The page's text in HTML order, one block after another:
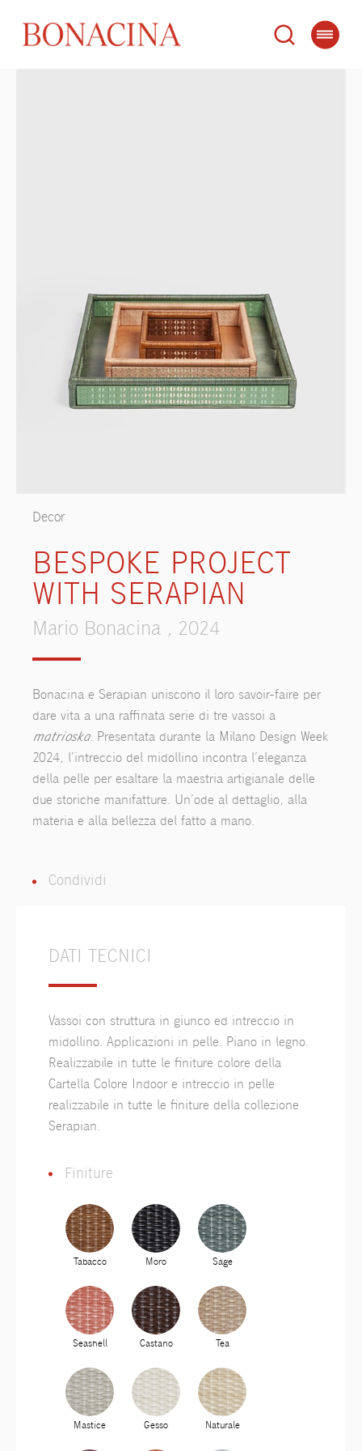
Decor
BESPOKE PROJECT
WITH SERAPIAN
Mario Bonacina , 2024
Bonacina e Serapian uniscono il loro savoir-faire per
dare vita a una raffinata serie di tre vassoi a
matrioska. Presentata durante la Milano Design Week
2024, l’intreccio del midollino incontra l’eleganza
della pelle per esaltare la maestria artigianale delle
due storiche manifatture. Un’ode al dettaglio, alla
materia e alla bellezza del fatto a mano.
Condividi
DATI TECNICI
Vassoi con struttura in giunco ed intreccio in
midollino. Applicazioni in pelle. Piano in legno.
Realizzabile in tutte le finiture colore della
Cartella Colore Indoor e intreccio in pelle
realizzabile in tutte le finiture della collezione
Serapian.
Finiture
Tabacco Moro Sage
Seashell Castano Tea
Mastice Gesso Naturale